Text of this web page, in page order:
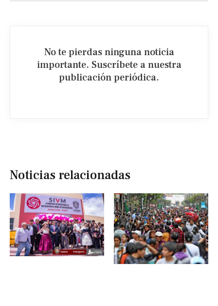
No te pierdas ninguna noticia
importante. Suscríbete a nuestra
publicación periódica.​
Noticias relacionadas